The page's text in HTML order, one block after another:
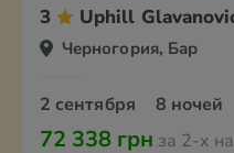
3 Uphill
Черногория, Бар
2 сентября 8 ночей
72 338 грн за 2-х